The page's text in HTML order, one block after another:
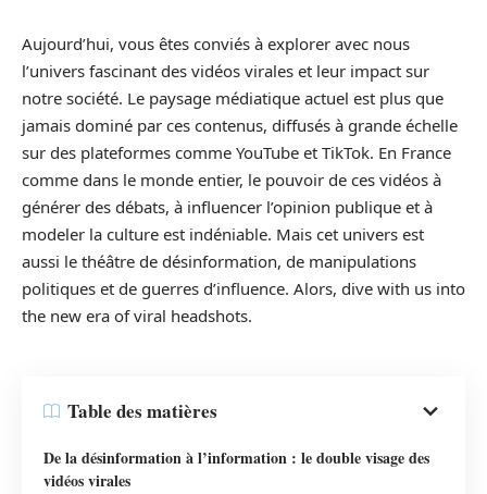
Aujourd’hui, vous êtes conviés à explorer avec nous
l’univers fascinant des vidéos virales et leur impact sur
notre société. Le paysage médiatique actuel est plus que
jamais dominé par ces contenus, diffusés à grande échelle
sur des plateformes comme YouTube et TikTok. En France
comme dans le monde entier, le pouvoir de ces vidéos à
générer des débats, à influencer l’opinion publique et à
modeler la culture est indéniable. Mais cet univers est
aussi le théâtre de désinformation, de manipulations
politiques et de guerres d’influence. Alors, dive with us into
the new era of viral headshots.
Table des matières
De la désinformation à l’information : le double visage des
vidéos virales